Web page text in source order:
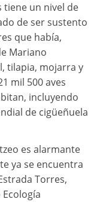
tiene un nivel de
de ser sustento
que había,
Mariano
tilapia, mojarra y
mil 500 aves
incluyendo
de cigüeñuela
es alarmante
ya se encuentra
Torres,